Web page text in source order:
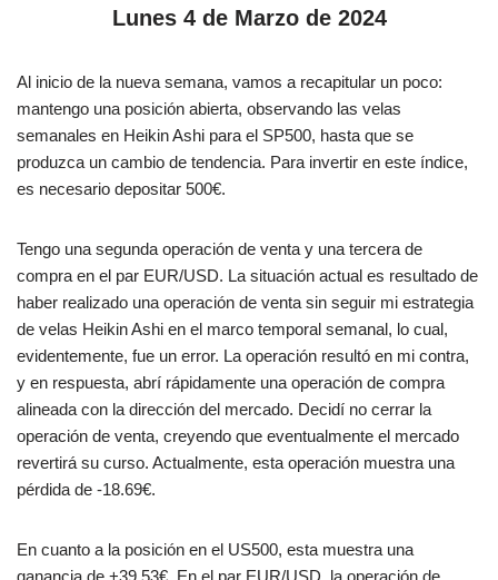
Lunes 4 de Marzo de 2024
Al inicio de la nueva semana, vamos a recapitular un poco:
mantengo una posición abierta, observando las velas
semanales en Heikin Ashi para el SP500, hasta que se
produzca un cambio de tendencia. Para invertir en este índice,
es necesario depositar 500€.
Tengo una segunda operación de venta y una tercera de
compra en el par EUR/USD. La situación actual es resultado de
haber realizado una operación de venta sin seguir mi estrategia
de velas Heikin Ashi en el marco temporal semanal, lo cual,
evidentemente, fue un error. La operación resultó en mi contra,
y en respuesta, abrí rápidamente una operación de compra
alineada con la dirección del mercado. Decidí no cerrar la
operación de venta, creyendo que eventualmente el mercado
revertirá su curso. Actualmente, esta operación muestra una
pérdida de -18.69€.
En cuanto a la posición en el US500, esta muestra una